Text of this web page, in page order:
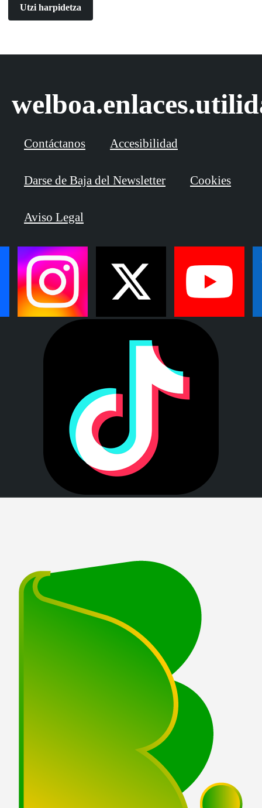
Utzi harpidetza
Contáctanos Accesibilidad
Darse de Baja del Newsletter Cookies
Aviso Legal